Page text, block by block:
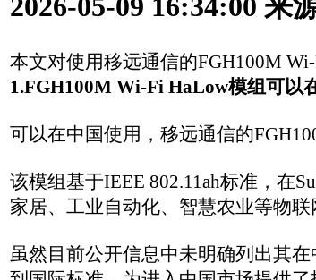
可以在中国使用‌，移远通信的FGH100M Wi-Fi
该模组基于IEEE 802.11ah标准，在Sub-1GHz
家居、工业自动化、智慧农业等物联网场景。
到国际标准，为进入中国市场提供了技术合规基
性。
2.FGH100M Wi-Fi HaLow模组的国内认证进展
FGH100M已通过CE和FCC认证‌，在国内的认